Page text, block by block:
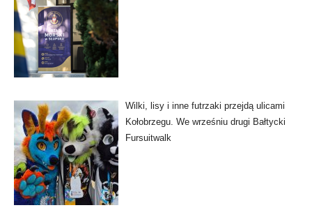
Wilki, lisy i inne futrzaki przejdą ulicami
Kołobrzegu. We wrześniu drugi Bałtycki
Fursuitwalk